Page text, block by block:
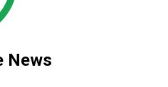
News